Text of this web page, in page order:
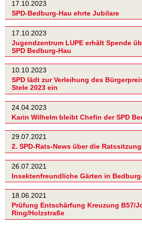
17.10.2023
SPD-Bedburg-Hau ehrte Jubilare
17.10.2023
Jugendzentrum LUPE erhält Spende
SPD Bedburg-Hau
10.10.2023
SPD lädt zur Verleihung des
Stele 2023 ein
24.04.2023
Karin Wilhelm bleibt Chefin der SPD
29.07.2021
2. SPD-Rats-News über die
26.07.2021
Insektenfreundliche Gärten in
18.06.2021
Prüfung Entschärfung Kreuzung B57/
Ring/Holzstraße